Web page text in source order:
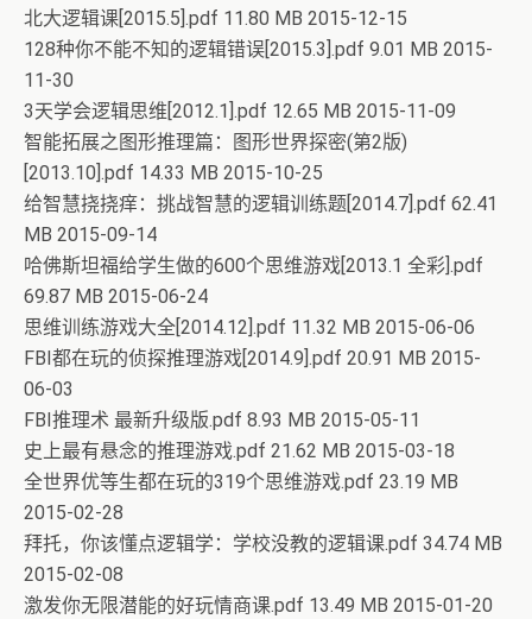
北大逻辑课[2015.5].pdf 11.80 MB 2015-12-15
128种你不能不知的逻辑错误[2015.3].pdf 9.01 MB 2015-
11-30
3天学会逻辑思维[2012.1].pdf 12.65 MB 2015-11-09
智能拓展之图形推理篇：图形世界探密(第2版)
[2013.10].pdf 14.33 MB 2015-10-25
给智慧挠挠痒：挑战智慧的逻辑训练题[2014.7].pdf 62.41
MB 2015-09-14
哈佛斯坦福给学生做的600个思维游戏[2013.1 全彩].pdf
69.87 MB 2015-06-24
思维训练游戏大全[2014.12].pdf 11.32 MB 2015-06-06
FBI都在玩的侦探推理游戏[2014.9].pdf 20.91 MB 2015-
06-03
FBI推理术 最新升级版.pdf 8.93 MB 2015-05-11
史上最有悬念的推理游戏.pdf 21.62 MB 2015-03-18
全世界优等生都在玩的319个思维游戏.pdf 23.19 MB
2015-02-28
拜托，你该懂点逻辑学：学校没教的逻辑课.pdf 34.74 MB
2015-02-08
激发你无限潜能的好玩情商课.pdf 13.49 MB 2015-01-20